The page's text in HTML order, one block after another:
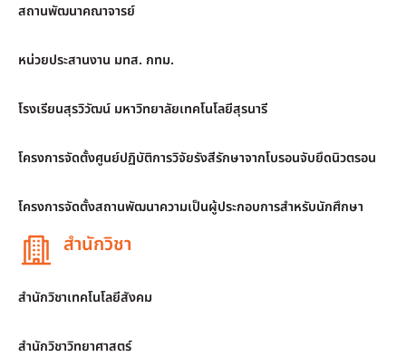
สถานพัฒนาคณาจารย์
หน่วยประสานงาน มทส. กทม.
โรงเรียนสุรวิวัฒน์ มหาวิทยาลัยเทคโนโลยีสุรนารี
โครงการจัดตั้งศูนย์ปฏิบัติการวิจัยรังสีรักษาจากโบรอนจับยึดนิวตรอน
โครงการจัดตั้งสถานพัฒนาความเป็นผู้ประกอบการสำหรับนักศึกษา
สำนักวิชา
สำนักวิชาเทคโนโลยีสังคม
สำนักวิชาวิทยาศาสตร์